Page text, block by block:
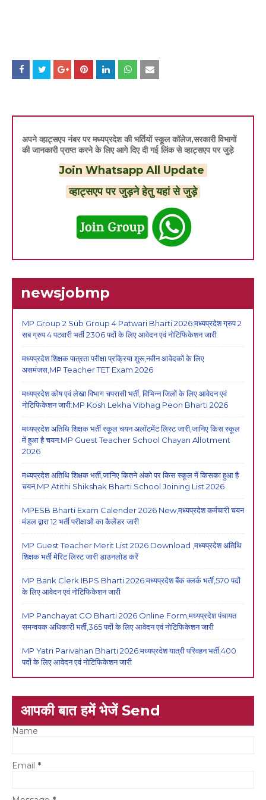
अपने व्हाट्सएप नंबर पर मध्यप्रदेश की भर्तियों स्कूल कॉलेज,सरकारी विभागों
की जानकारी प्राप्त करने के लिए आगे दिए दी गई लिंक से व्हाट्सएप पर जुड़े
Join Whatsapp All Update
व्हाट्सएप पर जुड़ने हेतु यहां से जुड़े
newsjobmp
MP Group 2 Sub Group 4 Patwari Bharti 2026:मध्यप्रदेश ग्रुप 2
सब ग्रुप 4 पटवारी भर्ती 2306 पदों के लिए आवेदन एवं नोटिफिकेशन जारी
मध्यप्रदेश शिक्षक पात्रता परीक्षा प्रक्रिया शुरू,नवीन आवेदकों के लिए
असमंजस,MP Teacher TET Exam 2026
मध्यप्रदेश कोष एवं लेखा विभाग चपरासी भर्ती, विभिन्न जिलों के लिए आवेदन एवं
नोटिफिकेशन जारी:MP Kosh Lekha Vibhag Peon Bharti 2026
मध्यप्रदेश अतिथि शिक्षक भर्ती स्कूल चयन अलॉटमेंट लिस्ट जारी,जानिए किस स्कूल
में हुआ है चयन:MP Guest Teacher School Chayan Allotment
2026
मध्यप्रदेश अतिथि शिक्षक भर्ती,जानिए कितने अंको पर किस स्कूल में किसका हुआ है
चयन,MP Atithi Shikshak Bharti School Joining List 2026
MPESB Bharti Exam Calender 2026 New,मध्यप्रदेश कर्मचारी चयन
मंडल द्वारा 12 भर्ती परीक्षाओं का कैलेंडर जारी
MP Guest Teacher Merit List 2026 Download ,मध्यप्रदेश अतिथि
शिक्षक भर्ती मेरिट लिस्ट जारी डाउनलोड करें
MP Bank Clerk IBPS Bharti 2026:मध्यप्रदेश बैंक क्लर्क भर्ती,570 पदों
के लिए आवेदन एवं नोटिफिकेशन जारी
MP Panchayat CO Bharti 2026 Online Form,मध्यप्रदेश पंचायत
समन्वयक अधिकारी भर्ती,365 पदों के लिए आवेदन एवं नोटिफिकेशन जारी
MP Yatri Parivahan Bharti 2026:मध्यप्रदेश यात्री परिवहन भर्ती,400
पदों के लिए आवेदन एवं नोटिफिकेशन जारी
आपकी बात हमें भेजें Send
Name
Email *